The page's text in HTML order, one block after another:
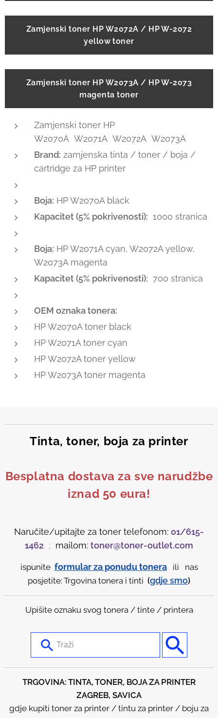
Zamjenski toner HP W2072A / HP W-2072
yellow toner
Zamjenski toner HP W2073A / HP W-2073
magenta toner
Zamjenski toner HP
W2070A W2071A W2072A W2073A
Brand: zamjenska tinta / toner / boja /
cartridge za HP printer
Boja: HP W2070A black
Kapacitet (5% pokrivenosti): 1000 stranica
Boja: HP W2071A cyan, W2072A yellow,
W2073A magenta
Kapacitet (5% pokrivenosti): 700 stranica
OEM oznaka tonera:
HP W2070A toner black
HP W2071A toner cyan
HP W2072A toner yellow
HP W2073A toner magenta
Tinta, toner, boja za printer
Besplatna dostava za sve narudžbe
iznad 50 eura!
Naručite/upitajte za toner telefonom: 01/615-
1462 ; mailom: toner@toner-outlet.com
ispunite formular za ponudu tonera
ili nas
posjetite: Trgovina tonera i tinti (gdjesmo)
Upišite oznaku svog tonera / tinte / printera
t
TRGOVINA: TINTA, TONER, BOJA ZA PRINTER
ZAGREB, SAVICA
gdje kupiti toner za printer / tintu za printer / boju za